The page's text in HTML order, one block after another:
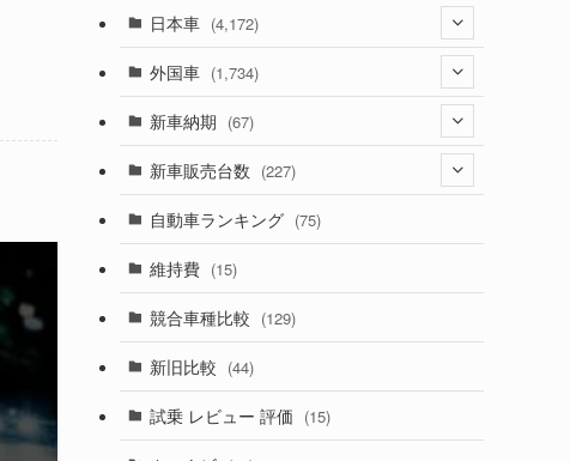
日本車 (4,172)
(1,321)
(329)
(525)
(357)
(328)
(194)
(230)
(253)
外国車 (1,734)
(188)
(242)
(85)
(84)
(14)
(222)
新車納期 (67)
(28)
(8)
(3)
(3)
(5)
新車販売台数 (227)
(21)
(5)
(7)
自動車ランキング (75)
維持費 (15)
競合車種比較 (129)
新旧比較 (44)
試乗 レビュー 評価 (15)